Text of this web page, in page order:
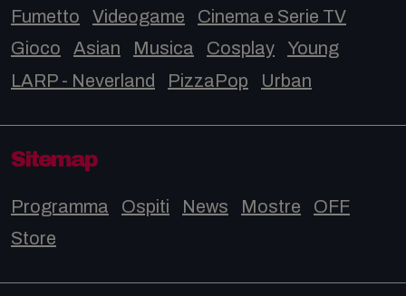
Fumetto Videogame
Cinema e Serie TV
Gioco
Asian Musica Cosplay
Young
LARP - Neverland
PizzaPop Urban
Sitemap
Programma Ospiti News Mostre
OFF
Store